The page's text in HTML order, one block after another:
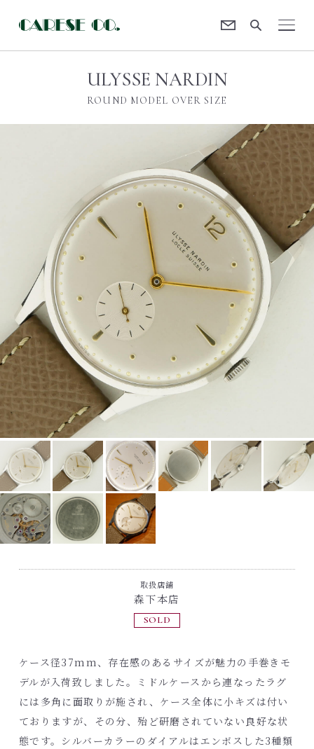
ULYSSE NARDIN
ROUND MODEL OVER SIZE
取扱店舗
森下本店
SOLD
ケース径37mm、存在感のあるサイズが魅力の手巻きモ
デルが入荷致しました。ミドルケースから連なったラグ
には多角に面取りが施され、ケース全体に小キズは付い
ておりますが、その分、殆ど研磨されていない良好な状
態です。シルバーカラーのダイアルはエンボスした3種類